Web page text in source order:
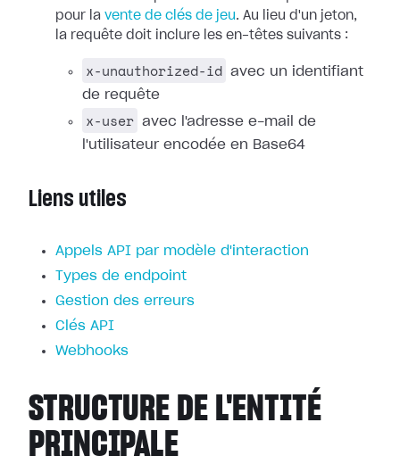
pour la vente de clés de jeu . Au lieu d'un jeton,
la requête doit inclure les en-têtes suivants :
x-unauthorized-id avec un identifiant
de requête
x-user avec l'adresse e-mail de
l'utilisateur encodée en Base64
Liens utiles
Appels API par modèle d'interaction
Types de endpoint
Gestion des erreurs
Clés API
Webhooks
STRUCTURE DE L'ENTITÉ
PRINCIPALE